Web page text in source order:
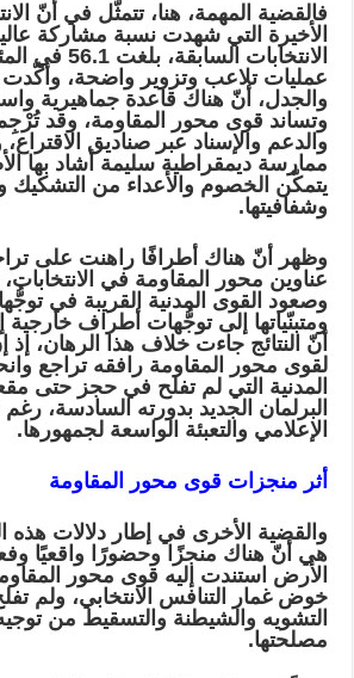
فالقضية المهمة، هنا، تتمثّل في أنّ
الأخيرة التي شهدت نسبة مشاركة
الانتخابات
عمليات تلاعب وتزوير واضحة، وأكّدت
والجدل، أنّ هناك قاعدة جماهيرية
وتساند قوى محور المقاومة، وقد تُرْجِم
والدعم والإسناد عبر صناديق
ممارسة ديمقراطية سليمة أشاد بها
يتمكّن الخصوم والأعداء من التشكيك
وشفافيتها.
وظهر أنّ هناك أطرافًا راهنت على
عناوين محور المقاومة في
وصعود القوى المدنية القريبة في
ومتبنّياتها إلى توجُّهات أطراف خارجية
أنّ النتائج جاءت خلاف هذا الرهان، إذ
لقوى محور المقاومة رافقه تراجع
المدنية التي لم تفلح في حجز حتى
البرلمان الجديد بدورته السادسة،
الإعلامي والتعبئة الواسعة لجمهورها.
أثر منجزات قوى محور المقاومة
والقضية الأخرى في إطار دلالات هذه
هي أنّ هناك منجزًا وحضورًا واقعيًا
الأرض استندت إليه قوى محور
خوض غمار التنافس الانتخابي، ولم
التشويه والشيطنة والتسقيط من
مصلحتها.